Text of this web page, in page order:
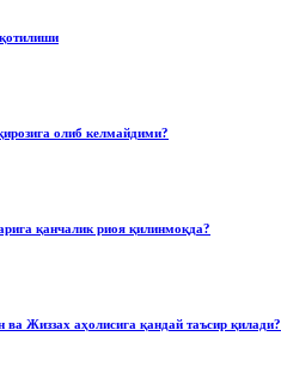
олиб келмайдими?
қанчалик риоя қилинмоқда?
Жиззах аҳолисига қандай таъсир қилади?